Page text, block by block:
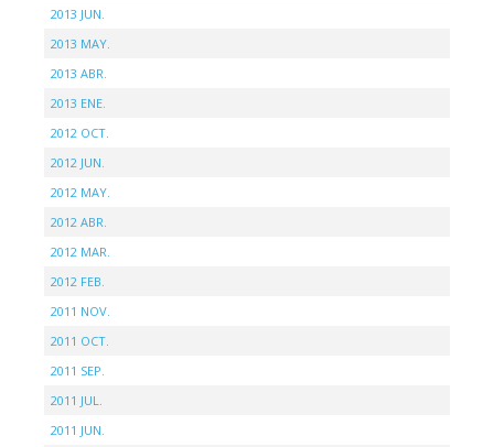
2013 JUN.
2013 MAY.
2013 ABR.
2013 ENE.
2012 OCT.
2012 JUN.
2012 MAY.
2012 ABR.
2012 MAR.
2012 FEB.
2011 NOV.
2011 OCT.
2011 SEP.
2011 JUL.
2011 JUN.